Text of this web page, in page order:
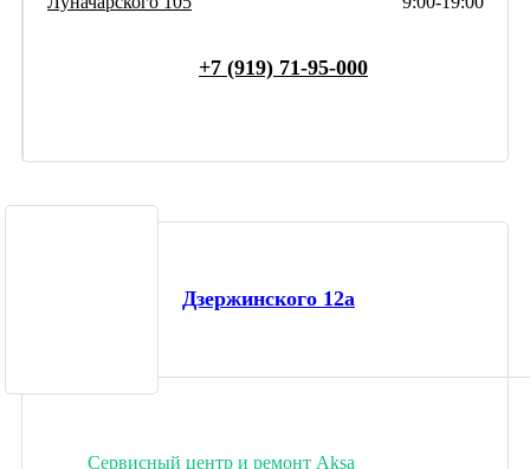
+7 (919) 71-95-000
Дзержинского 12а
Сервисный центр и ремонт Aksa